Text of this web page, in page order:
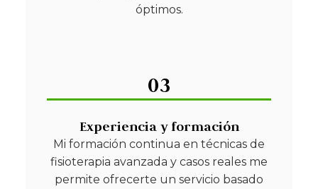
óptimos.
03
Experiencia y formación
Mi formación continua en técnicas de
fisioterapia avanzada y casos reales me
permite ofrecerte un servicio basado